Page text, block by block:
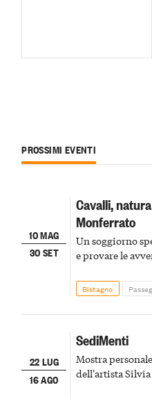
PROSSIMI EVENTI
10 MAG
30 SET
Cavalli,
Monferrato
Un soggiorno
e provare le
Bistagno
22 LUG
16 AGO
SediMenti
Mostra
dell'artista Silvia